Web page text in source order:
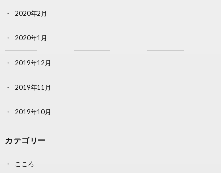
2020年2月
2020年1月
2019年12月
2019年11月
2019年10月
カテゴリー
こころ